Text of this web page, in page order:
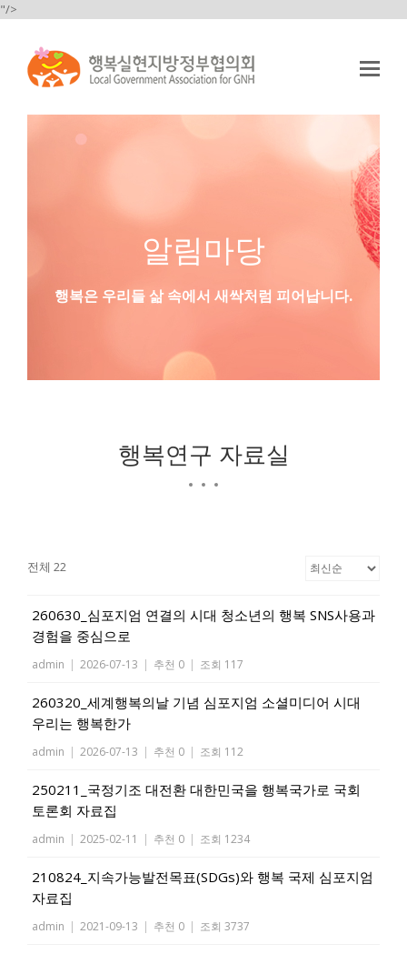
"/>
알림마당
행복은 우리들 삶 속에서 새싹처럼 피어납니다.
행복연구 자료실
전체 22
260630_심포지엄 연결의 시대 청소년의 행복 SNS사용과
경험을 중심으로
admin | 2026-07-13 | 추천 0 | 조회 117
260320_세계행복의날 기념 심포지엄 소셜미디어 시대
우리는 행복한가
admin | 2026-07-13 | 추천 0 | 조회 112
250211_국정기조 대전환 대한민국을 행복국가로 국회
토론회 자료집
admin | 2025-02-11 | 추천 0 | 조회 1234
210824_지속가능발전목표(SDGs)와 행복 국제 심포지엄
자료집
admin | 2021-09-13 | 추천 0 | 조회 3737